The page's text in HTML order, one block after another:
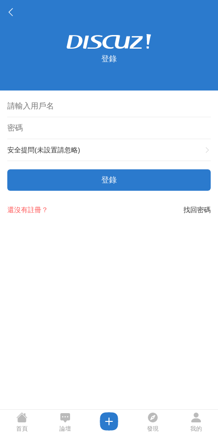
登錄
安全提問(未設置請忽略)
登錄
找回密碼
還沒有註冊？
首頁 論壇 發現 我的